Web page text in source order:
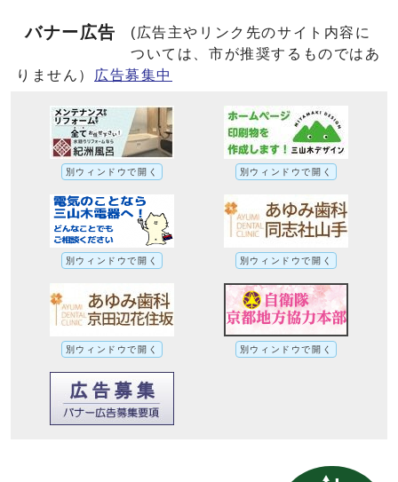
バナー広告
(広告主やリンク先のサイト内容に
ついては、市が推奨するものではあ
りません）
広告募集中
別ウィンドウで開く 別ウィンドウで開く
別ウィンドウで開く 別ウィンドウで開く
別ウィンドウで開く 別ウィンドウで開く